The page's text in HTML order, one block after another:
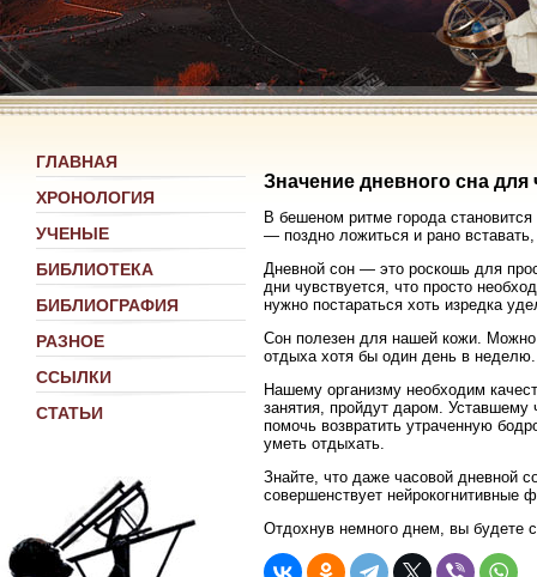
ГЛАВНАЯ
ХРОНОЛОГИЯ
УЧЕНЫЕ
БИБЛИОТЕКА
БИБЛИОГРАФИЯ
РАЗНОЕ
ССЫЛКИ
СТАТЬИ
Значение дневного сна для
В бешеном ритме города
— поздно ложиться и рано
Дневной сон — это роскошь для
дни чувствуется, что просто
нужно постараться хоть изредка
Сон полезен для нашей кожи.
отдыха хотя бы один день в неделю.
Нашему организму необходим
занятия, пройдут даром. Уставшему
помочь возвратить утраченную
уметь отдыхать.
Знайте, что даже часовой дневной
совершенствует нейрокогнитивные
Отдохнув немного днем, вы будете